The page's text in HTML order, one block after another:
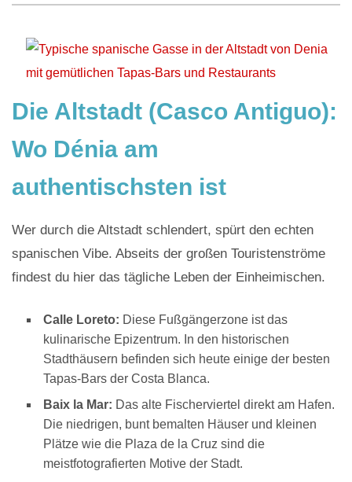
Die Altstadt (Casco Antiguo):
Wo Dénia am
authentischsten ist
Wer durch die Altstadt schlendert, spürt den echten
spanischen Vibe. Abseits der großen Touristenströme
findest du hier das tägliche Leben der Einheimischen.
Calle Loreto: Diese Fußgängerzone ist das
kulinarische Epizentrum. In den historischen
Stadthäusern befinden sich heute einige der besten
Tapas-Bars der Costa Blanca.
Baix la Mar: Das alte Fischerviertel direkt am Hafen.
Die niedrigen, bunt bemalten Häuser und kleinen
Plätze wie die Plaza de la Cruz sind die
meistfotografierten Motive der Stadt.